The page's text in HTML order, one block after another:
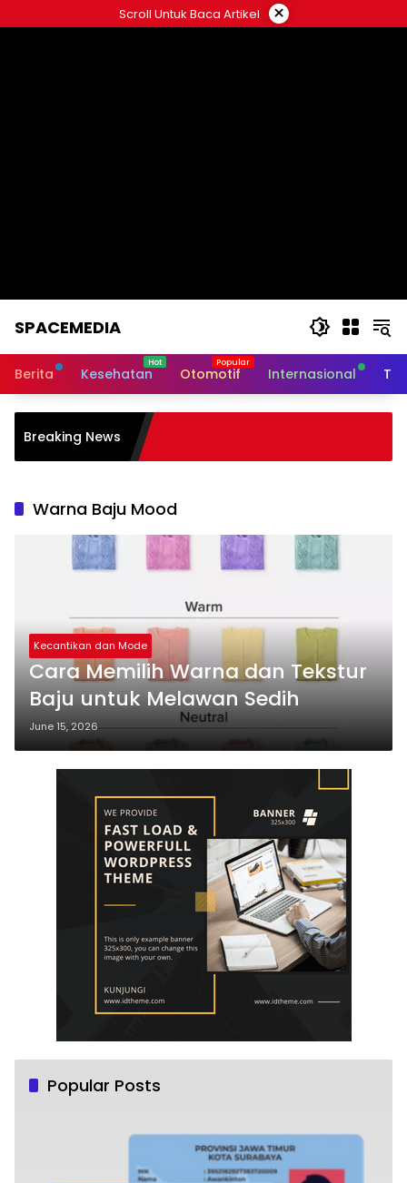
to
Scroll Untuk Baca Artikel ×
SPACEMEDIA
Berita Kesehatan Otomotif Internasional
Breaking News
Transformasi
Warna Baju Mood
Kecantikan dan Mode
Cara Memilih Warna dan Tekstur
Baju untuk Melawan Sedih
June 15, 2026
Popular Posts